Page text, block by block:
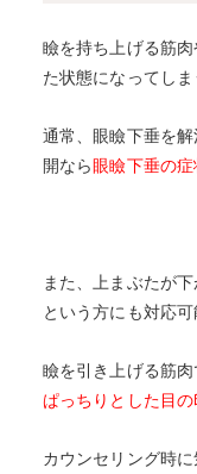
瞼を持ち上げる筋
た状態になってしま
通常、眼瞼下垂を
開なら眼瞼下垂の
また、上まぶたが
という方にも対応可
瞼を引き上げる筋肉
ぱっちりとした目の
カウンセリング時